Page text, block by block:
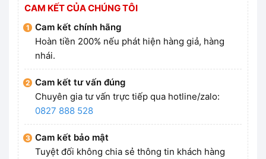
CAM KẾT CỦA CHÚNG TÔI
Cam kết chính hãng
Hoàn tiền 200% nếu phát hiện hàng giả, hàng
nhái.
Cam kết tư vấn đúng
Chuyên gia tư vấn trực tiếp qua hotline/zalo:
0827 888 528
Cam kết bảo mật
Tuyệt đối không chia sẻ thông tin khách hàng